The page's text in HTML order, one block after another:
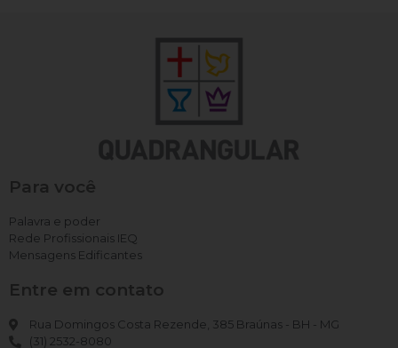
Para você
Palavra e poder
Rede Profissionais IEQ
Mensagens Edificantes
Entre em contato
Rua Domingos Costa Rezende, 385 Braúnas - BH - MG
(31) 2532-8080